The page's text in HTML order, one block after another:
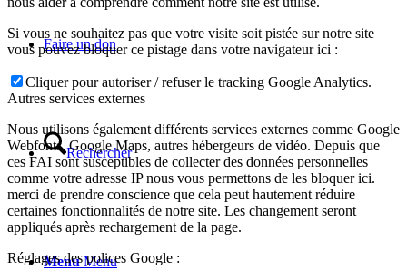
Faire un don
Rechercher
Menu Menu
Si vous ne souhaitez pas que votre visite soit pistée sur notre site
vous pouvez bloquer ce pistage dans votre navigateur ici :
Cliquer pour autoriser / refuser le tracking Google Analytics.
Autres services externes
Nous utilisons également différents services externes comme Google
Webfonts, Google Maps, autres hébergeurs de vidéo. Depuis que
ces FAI sont susceptibles de collecter des données personnelles
comme votre adresse IP nous vous permettons de les bloquer ici.
merci de prendre conscience que cela peut hautement réduire
certaines fonctionnalités de notre site. Les changement seront
appliqués après rechargement de la page.
Réglages des polices Google :